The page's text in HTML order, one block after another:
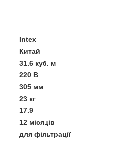
Intex
Китай
31.6 куб. м
220 В
305 мм
23 кг
17.9
12 місяців
для фільтрації